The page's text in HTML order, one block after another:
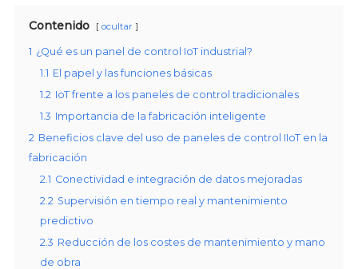
Contenido ocultar
1 ¿Qué es un panel de control IoT industrial?
1.1 El papel y las funciones básicas
1.2 IoT frente a los paneles de control tradicionales
1.3 Importancia de la fabricación inteligente
2 Beneficios clave del uso de paneles de control IIoT en la
fabricación
2.1 Conectividad e integración de datos mejoradas
2.2 Supervisión en tiempo real y mantenimiento
predictivo
2.3 Reducción de los costes de mantenimiento y mano
de obra